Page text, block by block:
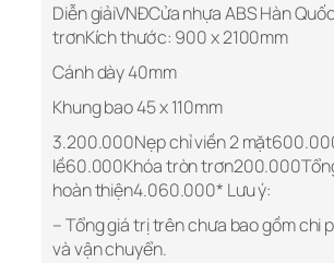
Diễn giảiVNĐCửa nhựa ABS Hàn
trơnKích thước: 900 x 2100mm
Cánh dày 40mm
Khung bao 45 x 110mm
3.200.000Nẹp chỉ viền 2
lề60.000Khóa tròn
hoàn thiện4.060.000* Lưu ý:
– Tổng giá trị trên chưa bao gồm chi
và vận chuyển.